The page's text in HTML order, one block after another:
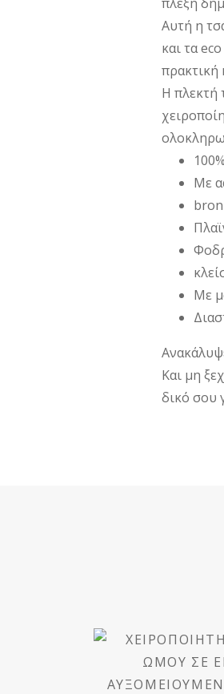
Αυτή η
και τα
πρακτική
Η πλεκτή
Με
Με
Και μη
δικό σου
ΏΜΟΥ